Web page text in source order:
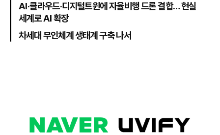
AI·클라우드·디지털트윈에 자율비행 드론 결합… 현실
세계로 AI 확장
차세대 무인체계 생태계 구축 나서